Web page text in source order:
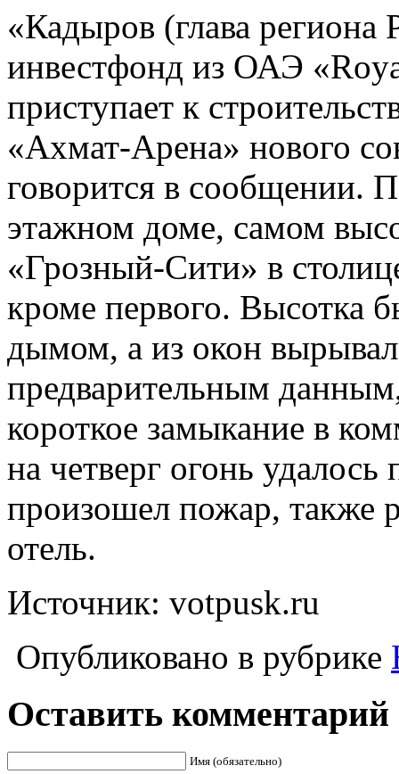
«Кадыров (глава
инвестфонд из ОАЭ
приступает к
«Ахмат-Арена» нового
говорится в сообщении.
этажном доме, самом
«Грозный-Сити» в
кроме первого. Высотка
дымом, а из окон
предварительным
короткое замыкание в
на четверг огонь
произошел пожар, также
отель.
Источник: votpusk.ru
Опубликовано в рубрике
Оставить комментарий
Имя (обязательно)